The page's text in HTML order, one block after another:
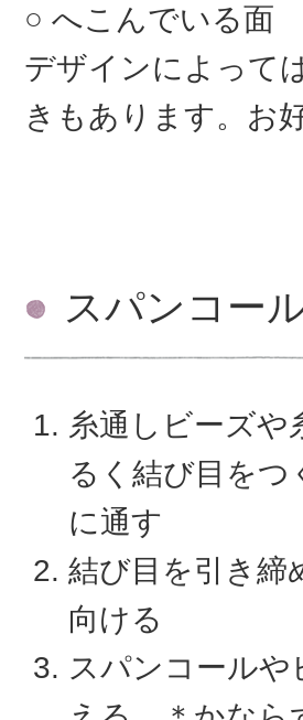
へこんでいる面
デザインによって
きもあります。お
スパンコー
糸通しビーズや
るく結び目をつ
に通す
結び目を引き締
向ける
スパンコールや